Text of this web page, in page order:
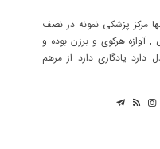
مرکز پزشکی نمونه در نصف
هرکوی و برزن بوده و
یادگاری دارد از مرهم